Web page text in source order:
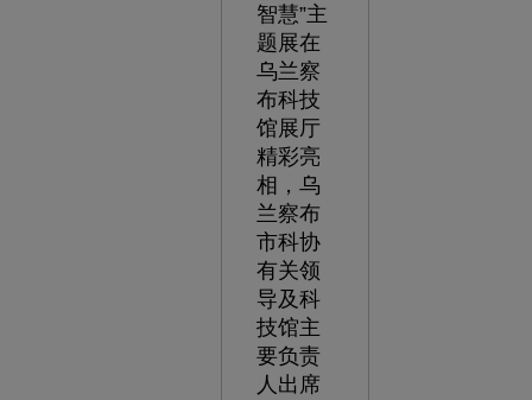
智慧”主
题展在
乌兰察
布科技
馆展厅
精彩亮
相，乌
兰察布
市科协
有关领
导及科
技馆主
要负责
人出席